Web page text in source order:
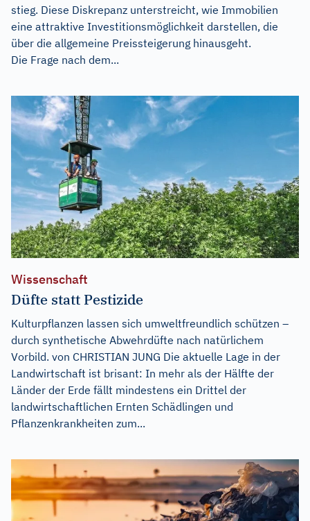
stieg. Diese Diskrepanz unterstreicht, wie Immobilien
eine attraktive Investitionsmöglichkeit darstellen, die
über die allgemeine Preissteigerung hinausgeht.
Die Frage nach dem...
Wissenschaft
Düfte statt Pestizide
Kulturpflanzen lassen sich umweltfreundlich schützen –
durch synthetische Abwehrdüfte nach natürlichem
Vorbild. von CHRISTIAN JUNG Die aktuelle Lage in der
Landwirtschaft ist brisant: In mehr als der Hälfte der
Länder der Erde fällt mindestens ein Drittel der
landwirtschaftlichen Ernten Schädlingen und
Pflanzenkrankheiten zum...